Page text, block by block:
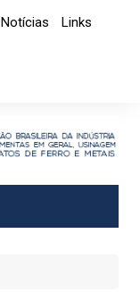
Notícias
Links